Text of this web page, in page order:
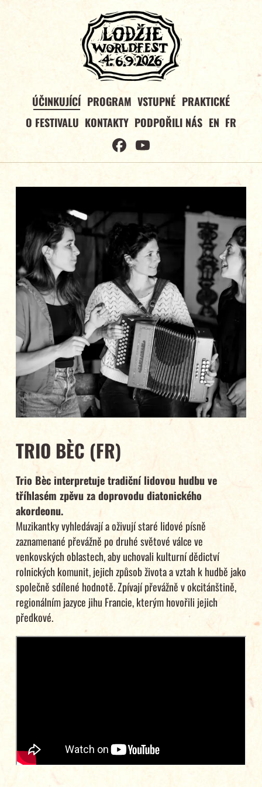
ÚČINKUJÍCÍ PROGRAM VSTUPNÉ PRAKTICKÉ
O FESTIVALU KONTAKTY PODPOŘILI NÁS EN FR
TRIO BÈC (FR)
Trio Bèc interpretuje tradiční lidovou hudbu ve
tříhlasém zpěvu za doprovodu diatonického
akordeonu.
Muzikantky vyhledávají a oživují staré lidové písně
zaznamenané převážně po druhé světové válce ve
venkovských oblastech, aby uchovali kulturní dědictví
rolnických komunit, jejich způsob života a vztah k hudbě jako
společně sdílené hodnotě. Zpívají převážně v okcitánštině,
regionálním jazyce jihu Francie, kterým hovořili jejich
předkové.